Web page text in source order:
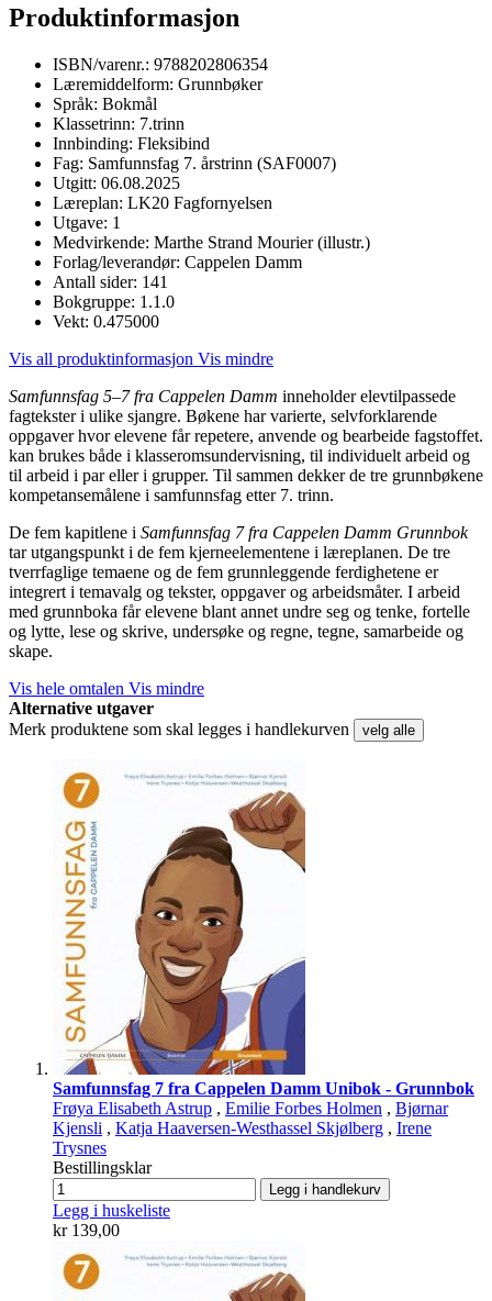
Produktinformasjon
ISBN/varenr.: 9788202806354
Læremiddelform: Grunnbøker
Språk: Bokmål
Klassetrinn: 7.trinn
Innbinding: Fleksibind
Fag: Samfunnsfag 7. årstrinn (SAF0007)
Utgitt: 06.08.2025
Læreplan: LK20 Fagfornyelsen
Utgave: 1
Medvirkende: Marthe Strand Mourier (illustr.)
Forlag/leverandør: Cappelen Damm
Antall sider: 141
Bokgruppe: 1.1.0
Vekt: 0.475000
Vis all produktinformasjon Vis mindre
Samfunnsfag 5–7 fra Cappelen Damm inneholder elevtilpassede
fagtekster i ulike sjangre. Bøkene har varierte, selvforklarende
oppgaver hvor elevene får repetere, anvende og bearbeide fagstoffet.
kan brukes både i klasseromsundervisning, til individuelt arbeid og
til arbeid i par eller i grupper. Til sammen dekker de tre grunnbøkene
kompetansemålene i samfunnsfag etter 7. trinn.
De fem kapitlene i Samfunnsfag 7 fra Cappelen Damm Grunnbok
tar utgangspunkt i de fem kjerneelementene i læreplanen. De tre
tverrfaglige temaene og de fem grunnleggende ferdighetene er
integrert i temavalg og tekster, oppgaver og arbeidsmåter. I arbeid
med grunnboka får elevene blant annet undre seg og tenke, fortelle
og lytte, lese og skrive, undersøke og regne, tegne, samarbeide og
skape.
Vis hele omtalen Vis mindre
Alternative utgaver
Merk produktene som skal legges i handlekurven
velg alle
Samfunnsfag 7 fra Cappelen Damm Unibok - Grunnbok
Frøya Elisabeth Astrup , Emilie Forbes Holmen , Bjørnar
Kjensli , Katja Haaversen-Westhassel Skjølberg , Irene
Trysnes
Bestillingsklar
Legg i handlekurv
Legg i huskeliste
kr 139,00